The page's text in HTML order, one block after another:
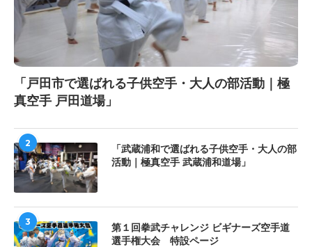
「戸田市で選ばれる子供空手・大人の部活動｜極
真空手 戸田道場」
2
「武蔵浦和で選ばれる子供空手・大人の部
活動｜極真空手 武蔵浦和道場」
3
第１回拳武チャレンジ ビギナーズ空手道
選手権大会 特設ページ